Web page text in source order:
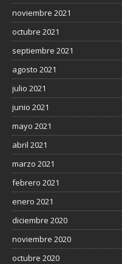
noviembre 2021
octubre 2021
septiembre 2021
agosto 2021
julio 2021
junio 2021
mayo 2021
abril 2021
marzo 2021
febrero 2021
enero 2021
diciembre 2020
noviembre 2020
octubre 2020